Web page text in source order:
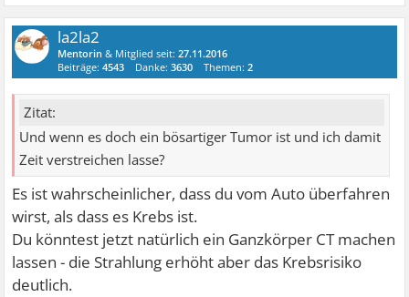
la2la2
Mentorin & Mitglied seit:27.11.2016
Beiträge:4543 Danke:3630 Themen:2
Zitat:
Und wenn es doch ein bösartiger Tumor ist und ich damit
Zeit verstreichen lasse?
Es ist wahrscheinlicher, dass du vom Auto überfahren
wirst, als dass es Krebs ist.
Du könntest jetzt natürlich ein Ganzkörper CT machen
lassen - die Strahlung erhöht aber das Krebsrisiko
deutlich.